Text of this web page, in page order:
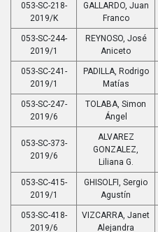
053-SC-218-
2019/K
GALLARDO, Juan
Franco
053-SC-244-
2019/1
REYNOSO, José
Aniceto
053-SC-241-
2019/1
PADILLA, Rodrigo
Matías
053-SC-247-
2019/6
TOLABA, Simon
Ángel
053-SC-373-
2019/6
ALVAREZ
GONZALEZ,
Liliana G.
053-SC-415-
2019/1
GHISOLFI, Sergio
Agustín
053-SC-418-
2019/6
VIZCARRA, Janet
Alejandra